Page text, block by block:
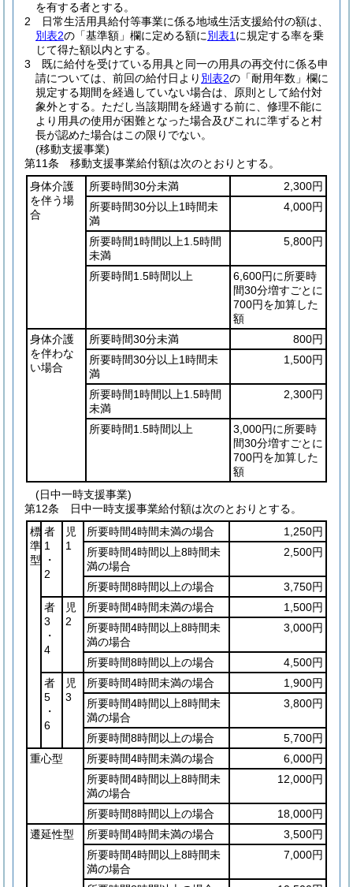
を有する者とする。
2
日常生活用具給付等事業に係る地域生活支援給付の額は、
別表2の「基準額」欄に定める額に別表1 に規定する率を乗
じて得た額以内とする。
3
既に給付を受けている用具と同一の用具の再交付に係る申
請については、前回の給付日より 別表2の「耐用年数」欄に
規定する期間を経過していない場合は、原則として給付対
象外とする。 ただし当該期間を経過する前に、修理不能に
より用具の使用が困難となった場合及びこれに準ずると村
長が認めた場合はこの限りでない。
(移動支援事業)
第11条
移動支援事業給付額は次のとおりとする。
身体介護
を伴う場
合
所要時間30分未満
2,300円
所要時間30分以上1時間未
満
4,000円
所要時間1時間以上1.5時間
未満
5,800円
所要時間1.5時間以上
6,600円に所要時
間30分増すごとに
700円を加算した
額
身体介護
を伴わな
い場合
所要時間30分未満
800円
所要時間30分以上1時間未
満
1,500円
所要時間1時間以上1.5時間
未満
2,300円
所要時間1.5時間以上
3,000円に所要時
間30分増すごとに
700円を加算した
額
(日中一時支援事業)
第12条
日中一時支援事業給付額は次のとおりとする。
標
準
型
者
1
・
2
児
1
所要時間4時間未満の場合
1,250円
所要時間4時間以上8時間未
満の場合
2,500円
所要時間8時間以上の場合
3,750円
者
3
・
4
児
2
所要時間4時間未満の場合
1,500円
所要時間4時間以上8時間未
満の場合
3,000円
所要時間8時間以上の場合
4,500円
者
5
・
6
児
3
所要時間4時間未満の場合
1,900円
所要時間4時間以上8時間未
満の場合
3,800円
所要時間8時間以上の場合
5,700円
重心型
所要時間4時間未満の場合
6,000円
所要時間4時間以上8時間未
満の場合
12,000円
所要時間8時間以上の場合
18,000円
遷延性型
所要時間4時間未満の場合
3,500円
所要時間4時間以上8時間未
満の場合
7,000円